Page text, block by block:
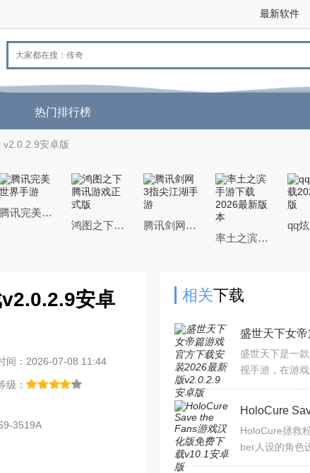
最新软件
热门排行榜
安卓版
腾讯完美世界手游
鸿图之下腾讯游戏正式版
腾讯剑网3指尖江湖手游
率土之滨手游下载2026最新版本
安卓
间：2026-07-08 11:44
级：
3519A
相关下载
盛世天下是一
视手游，在游
逐步登上女皇
HoloCure拯救
ber人设的角色